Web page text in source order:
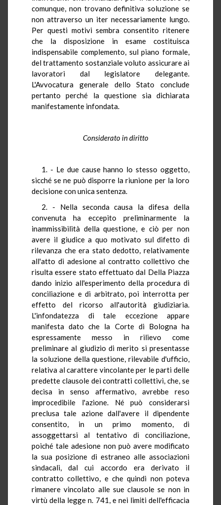
comunque, non trovano definitiva soluzione se
non attraverso un iter necessariamente lungo.
Per questi motivi sembra consentito ritenere
che la disposizione in esame costituisca
indispensabile complemento, sul piano formale,
del trattamento sostanziale voluto assicurare ai
lavoratori dal legislatore delegante.
L'Avvocatura generale dello Stato conclude
pertanto perché la questione sia dichiarata
manifestamente infondata.
Considerato in diritto
1. - Le due cause hanno lo stesso oggetto,
sicché se ne può disporre la riunione per la loro
decisione con unica sentenza.
2. - Nella seconda causa la difesa della
convenuta ha eccepito preliminarmente la
inammissibilità della questione, e ciò per non
avere il giudice a quo motivato sul difetto di
rilevanza che era stato dedotto, relativamente
all'atto di adesione al contratto collettivo che
risulta essere stato effettuato dal Della Piazza
dando inizio all'esperimento della procedura di
conciliazione e di arbitrato, poi interrotta per
effetto del ricorso all'autorità giudiziaria.
L'infondatezza di tale eccezione appare
manifesta dato che la Corte di Bologna ha
espressamente messo in rilievo come
preliminare al giudizio di merito si presentasse
la soluzione della questione, rilevabile d'ufficio,
relativa al carattere vincolante per le parti delle
predette clausole dei contratti collettivi, che, se
decisa in senso affermativo, avrebbe reso
improcedibile l'azione. Né può considerarsi
preclusa tale azione dall'avere il dipendente
consentito, in un primo momento, di
assoggettarsi al tentativo di conciliazione,
poiché tale adesione non può avere modificato
la sua posizione di estraneo alle associazioni
sindacali, dal cui accordo era derivato il
contratto collettivo, e che quindi non poteva
rimanere vincolato alle sue clausole se non in
virtù della legge n. 741, e nei limiti dell'efficacia